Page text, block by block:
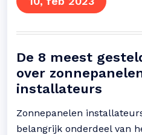
De 8 meest
over
installateurs
Zonnepanelen
belangrijk onderdeel van